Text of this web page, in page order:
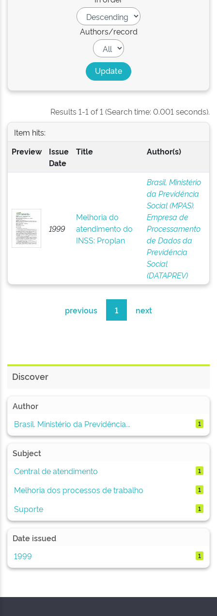
Authors/record
Results 1-1 of 1 (Search time: 0.001 seconds).
Item hits:
Preview
Issue
Date
Title Author(s)
1999
Melhoria do
atendimento do
INSS: Proplan
Brasil. Ministério
da Previdência
Social (MPAS).
Empresa de
Processamento
de Dados da
Previdência
Social
(DATAPREV)
previous 1 next
Discover
Author
Brasil. Ministério da Previdência...
1
Subject
Central de atendimento
1
Melhoria dos processos de trabalho 1
Suporte 1
Date issued
1999
1